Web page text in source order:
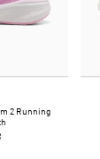
2 Running